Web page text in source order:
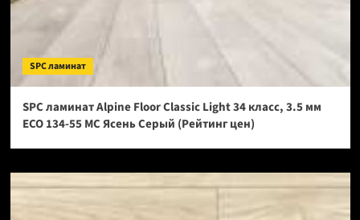
SPC ламинат
SPC ламинат Alpine Floor Classic Light 34 класс, 3.5 мм
ECO 134-55 МС Ясень Серый (Рейтинг цен)